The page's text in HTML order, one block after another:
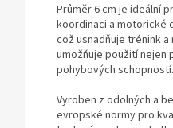
Průměr 6 cm je ideální
koordinaci a motorické
což usnadňuje trénink
umožňuje použití nejen
pohybových schopností.
Vyroben z odolných a
evropské normy pro